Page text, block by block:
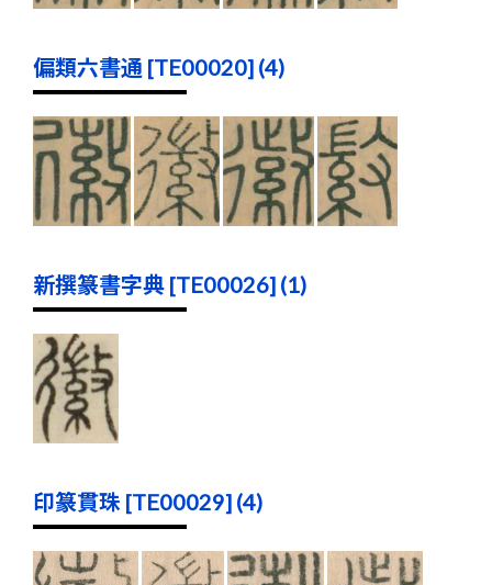
偏類六書通 [TE00020] (4)
新撰篆書字典 [TE00026] (1)
印篆貫珠 [TE00029] (4)